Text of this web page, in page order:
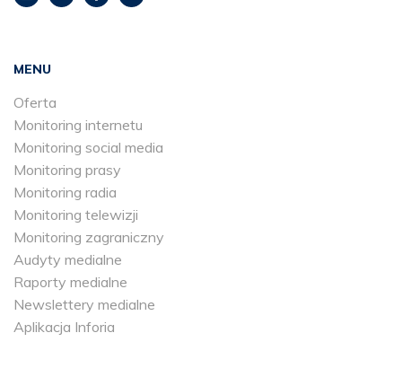
MENU
Oferta
Monitoring internetu
Monitoring social media
Monitoring prasy
Monitoring radia
Monitoring telewizji
Monitoring zagraniczny
Audyty medialne
Raporty medialne
Newslettery medialne
Aplikacja Inforia